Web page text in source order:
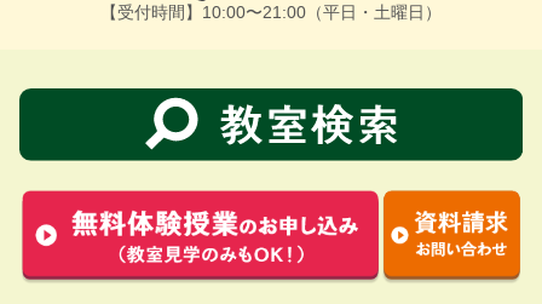
【受付時間】10:00〜21:00（平日・土曜日）